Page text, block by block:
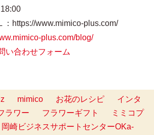
：https://www.mimico-plus.com/
plus.com/blog/
い合わせフォーム
mimico お花のレシピ
インタ
ラワー
フラワーギフト
ミミコプ
岡崎ビジネスサポートセンターOKa-